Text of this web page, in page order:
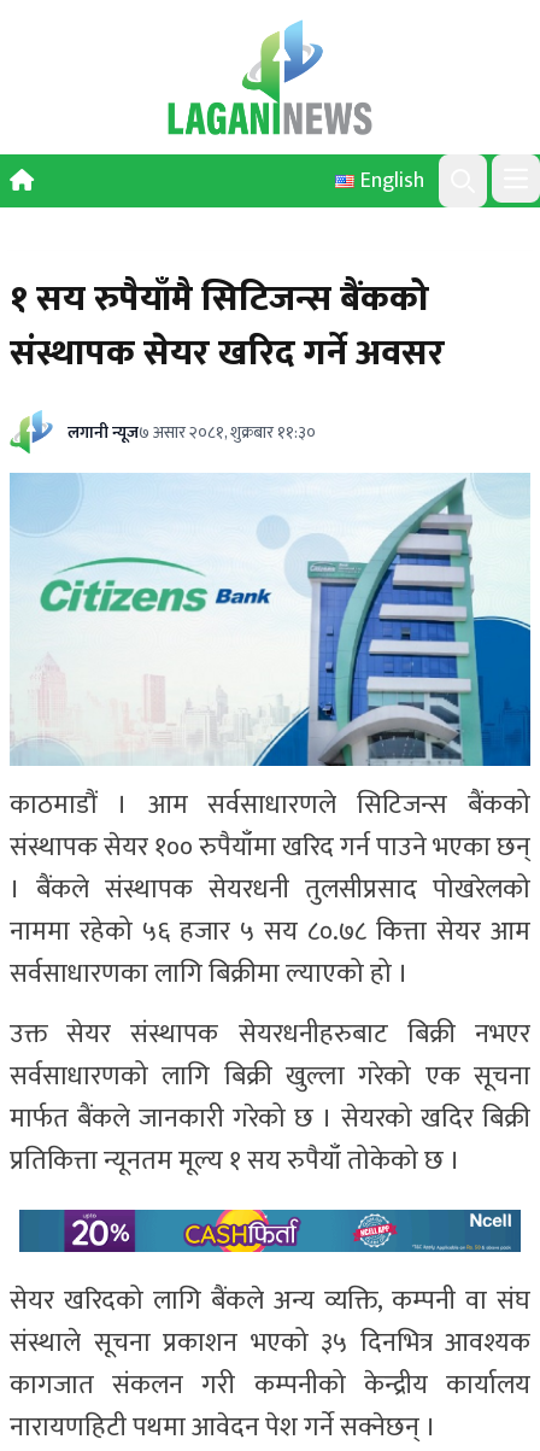
English
Search
१ सय रुपैयाँमै सिटिजन्स बैंकको
संस्थापक सेयर खरिद गर्ने अवसर
लगानी न्यूज७ असार २०८१, शुक्रबार ११:३०
काठमाडौं । आम सर्वसाधारणले सिटिजन्स बैंकको
संस्थापक सेयर १०० रुपैयाँमा खरिद गर्न पाउने भएका छन्
। बैंकले संस्थापक सेयरधनी तुलसीप्रसाद पोखरेलको
नाममा रहेको ५६ हजार ५ सय ८०.७८ कित्ता सेयर आम
सर्वसाधारणका लागि बिक्रीमा ल्याएको हो ।
उक्त सेयर संस्थापक सेयरधनीहरुबाट बिक्री नभएर
सर्वसाधारणको लागि बिक्री खुल्ला गरेको एक सूचना
मार्फत बैंकले जानकारी गरेको छ । सेयरको खदिर बिक्री
प्रतिकित्ता न्यूनतम मूल्य १ सय रुपैयाँ तोकेको छ ।
सेयर खरिदको लागि बैंकले अन्य व्यक्ति, कम्पनी वा संघ
संस्थाले सूचना प्रकाशन भएको ३५ दिनभित्र आवश्यक
कागजात संकलन गरी कम्पनीको केन्द्रीय कार्यालय
नारायणहिटी पथमा आवेदन पेश गर्ने सक्नेछन् ।